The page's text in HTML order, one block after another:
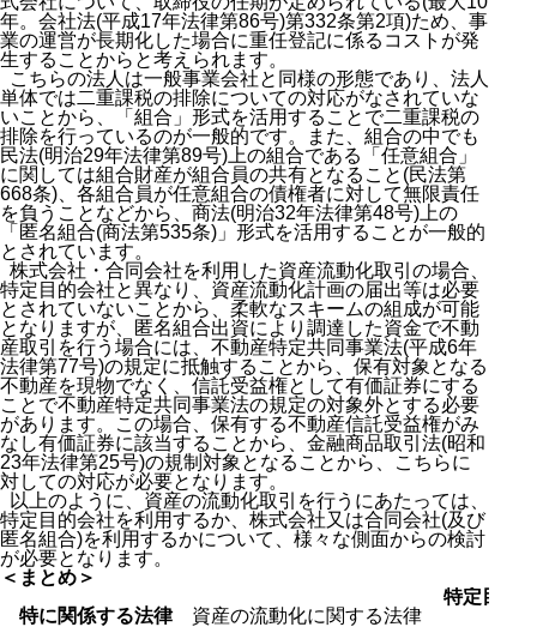
年。会社法(平成17年法律第86号)第332条第2項)ため、事
業の運営が長期化した場合に重任登記に係るコストが発
生することからと考えられます。
こちらの法人は一般事業会社と同様の形態であり、法人
単体では二重課税の排除についての対応がなされていな
いことから、「組合」形式を活用することで二重課税の
排除を行っているのが一般的です。また、組合の中でも
民法(明治29年法律第89号)上の組合である「任意組合」
に関しては組合財産が組合員の共有となること(民法第
668条)、各組合員が任意組合の債権者に対して無限責任
を負うことなどから、商法(明治32年法律第48号)上の
「匿名組合(商法第535条)」形式を活用することが一般的
とされています。
株式会社・合同会社を利用した資産流動化取引の場合、
特定目的会社と異なり、資産流動化計画の届出等は必要
とされていないことから、柔軟なスキームの組成が可能
となりますが、匿名組合出資により調達した資金で不動
産取引を行う場合には、不動産特定共同事業法(平成6年
法律第77号)の規定に抵触することから、保有対象となる
不動産を現物でなく、信託受益権として有価証券にする
ことで不動産特定共同事業法の規定の対象外とする必要
があります。この場合、保有する不動産信託受益権がみ
なし有価証券に該当することから、金融商品取引法(昭和
23年法律第25号)の規制対象となることから、こちらに
対しての対応が必要となります。
以上のように、資産の流動化取引を行うにあたっては、
特定目的会社を利用するか、株式会社又は合同会社(及び
匿名組合)を利用するかについて、様々な側面からの検討
が必要となります。
＜まとめ＞
特定目的
特に関係する法律
資産の流動化に関する法律